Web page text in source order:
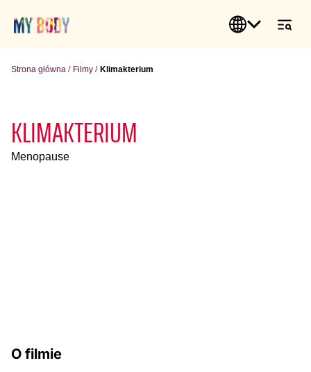
Strona główna Filmy Klimakterium
KLIMAKTERIUM
Menopause
O filmie